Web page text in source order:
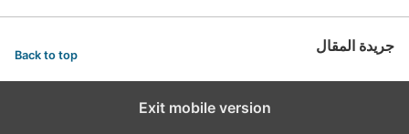
جريدة المقال Back to top
Exit mobile version